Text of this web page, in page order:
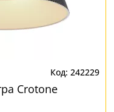
242229
Crotone